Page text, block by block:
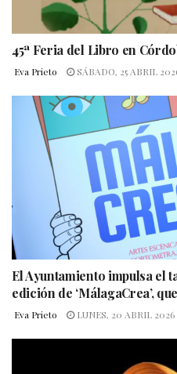
45ª Feria del Libro en
Eva Prieto SÁBADO, 25 ABRIL
El Ayuntamiento impulsa el
edición de ‘MálagaCrea’,
Eva Prieto LUNES, 20 ABRIL 2026